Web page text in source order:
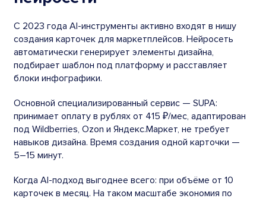
С 2023 года AI-инструменты активно входят в нишу
создания карточек для маркетплейсов. Нейросеть
автоматически генерирует элементы дизайна,
подбирает шаблон под платформу и расставляет
блоки инфографики.
Основной специализированный сервис — SUPA:
принимает оплату в рублях от 415 ₽/мес, адаптирован
под Wildberries, Ozon и Яндекс.Маркет, не требует
навыков дизайна. Время создания одной карточки —
5–15 минут.
Когда AI-подход выгоднее всего: при объёме от 10
карточек в месяц. На таком масштабе экономия по